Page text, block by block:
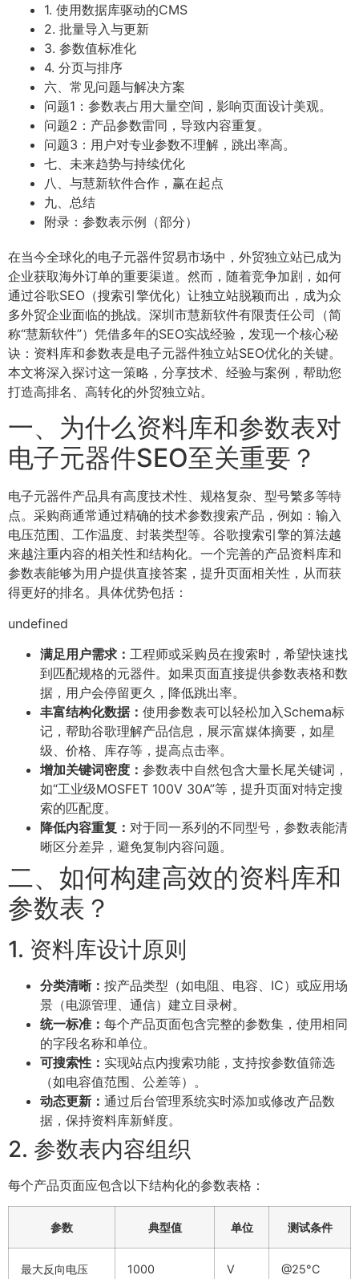
1. 使用数据库驱动的CMS
2. 批量导入与更新
3. 参数值标准化
4. 分页与排序
六、常见问题与解决方案
问题1：参数表占用大量空间，影响页面设计美观。
问题2：产品参数雷同，导致内容重复。
问题3：用户对专业参数不理解，跳出率高。
七、未来趋势与持续优化
八、与慧新软件合作，赢在起点
九、总结
附录：参数表示例（部分）
在当今全球化的电子元器件贸易市场中，外贸独立站已成为
企业获取海外订单的重要渠道。然而，随着竞争加剧，如何
通过谷歌SEO（搜索引擎优化）让独立站脱颖而出，成为众
多外贸企业面临的挑战。深圳市慧新软件有限责任公司（简
称“慧新软件”）凭借多年的SEO实战经验，发现一个核心秘
诀：资料库和参数表是电子元器件独立站SEO优化的关键。
本文将深入探讨这一策略，分享技术、经验与案例，帮助您
打造高排名、高转化的外贸独立站。
一、为什么资料库和参数表对
电子元器件SEO至关重要？
电子元器件产品具有高度技术性、规格复杂、型号繁多等特
点。采购商通常通过精确的技术参数搜索产品，例如：输入
电压范围、工作温度、封装类型等。谷歌搜索引擎的算法越
来越注重内容的相关性和结构化。一个完善的产品资料库和
参数表能够为用户提供直接答案，提升页面相关性，从而获
得更好的排名。具体优势包括：
undefined
满足用户需求： 工程师或采购员在搜索时，希望快速找
到匹配规格的元器件。如果页面直接提供参数表格和数
据，用户会停留更久，降低跳出率。
丰富结构化数据： 使用参数表可以轻松加入Schema标
记，帮助谷歌理解产品信息，展示富媒体摘要，如星
级、价格、库存等，提高点击率。
增加关键词密度： 参数表中自然包含大量长尾关键词，
如“工业级MOSFET 100V 30A”等，提升页面对特定搜
索的匹配度。
降低内容重复： 对于同一系列的不同型号，参数表能清
晰区分差异，避免复制内容问题。
二、如何构建高效的资料库和
参数表？
1. 资料库设计原则
分类清晰： 按产品类型（如电阻、电容、IC）或应用场
景（电源管理、通信）建立目录树。
统一标准： 每个产品页面包含完整的参数集，使用相同
的字段名称和单位。
可搜索性： 实现站点内搜索功能，支持按参数值筛选
（如电容值范围、公差等）。
动态更新： 通过后台管理系统实时添加或修改产品数
据，保持资料库新鲜度。
2. 参数表内容组织
每个产品页面应包含以下结构化的参数表格：
参数 典型值 单位 测试条件
最大反向电压 1000 V @25°C